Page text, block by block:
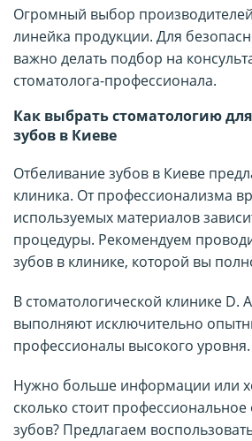
Огромный выбор
линейка продукции. Для
важно делать подбор на
стоматолога-профессионала.
Как выбрать стоматологию
зубов в Киеве
Отбеливание зубов в Киеве
клиника. От профессионализма
используемых материалов
процедуры. Рекомендуем
зубов в клинике, которой вы
В стоматологической клинике D.
выполняют исключительно
профессионалы высокого уровня.
Нужно больше информации или
сколько стоит
зубов? Предлагаем